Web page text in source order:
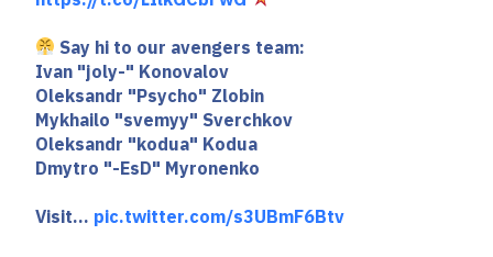
Say hi to our avengers team:
Ivan "joly-" Konovalov
Oleksandr "Psycho" Zlobin
Mykhailo "svemyy" Sverchkov
Oleksandr "kodua" Kodua
Dmytro "-EsD" Myronenko
Visit… pic.twitter.com/s3UBmF6Btv